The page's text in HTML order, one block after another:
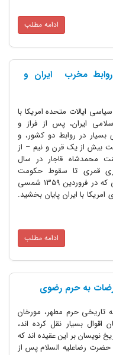
ادامه مطلب
مخرب ایران و
ایالات متحده امریکا با
ایران، پس از فراز و
در روابط دو کشور، و
بیش از یک قرن و نیم – از
محمدشاه قاجار در سال
قمری تا سقوط حکومت
محمدرضا شاه پهلوی در سال 1357 شمسی که در فروردین 1359 شمسی
با ایران پایان بخشید.
ادامه مطلب
به حرم رضوی
تاریخی حرم مطهر، مورخان
اقوال بسیار نقل کرده اند،
نویسان بر این عقیده اند که
رضاعلیه السلام پس از